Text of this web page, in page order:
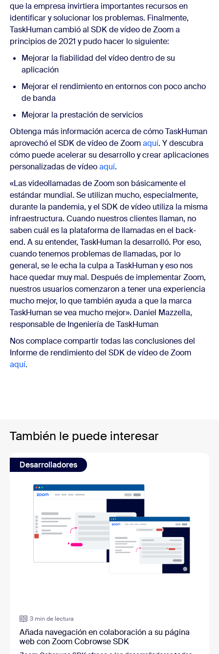
que la empresa invirtiera importantes recursos en
identificar y solucionar los problemas. Finalmente,
TaskHuman cambió al SDK de vídeo de Zoom a
principios de 2021 y pudo hacer lo siguiente:
Mejorar la fiabilidad del vídeo dentro de su
aplicación
Mejorar el rendimiento en entornos con poco ancho
de banda
Mejorar la prestación de servicios
Obtenga más información acerca de cómo TaskHuman
aprovechó el SDK de vídeo de Zoomaquí. Y descubra
cómo puede acelerar su desarrollo y crear aplicaciones
personalizadas de vídeoaquí.
«Las videollamadas de Zoom son básicamente el
estándar mundial. Se utilizan mucho, especialmente,
durante la pandemia, y el SDK de vídeo utiliza la misma
infraestructura. Cuando nuestros clientes llaman, no
saben cuál es la plataforma de llamadas en el back-
end. A su entender, TaskHuman la desarrolló. Por eso,
cuando tenemos problemas de llamadas, por lo
general, se le echa la culpa a TaskHuman y eso nos
hace quedar muy mal. Después de implementar Zoom,
nuestros usuarios comenzaron a tener una experiencia
mucho mejor, lo que también ayuda a que la marca
TaskHuman se vea mucho mejor». Daniel Mazzella,
responsable de Ingeniería de TaskHuman
Nos complace compartir todas las conclusiones del
Informe de rendimiento del SDK de vídeo de Zoom
aquí.
También le puede interesar
Desarrolladores
3 min de lectura
Añada navegación en colaboración a su página
web con Zoom Cobrowse SDK